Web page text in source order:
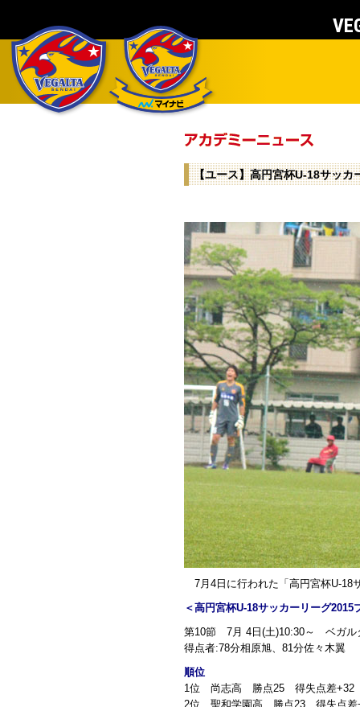
【ユース】高円宮杯U-18サッカ
7月4日に行われた「高円宮杯U-18
＜高円宮杯U-18サッカーリーグ2015
第10節 7月 4日(土)10:30～ ベガル
得点者:78分相原旭、81分佐々木翼
順位
1位 尚志高 勝点25 得失点差+32
2位 聖和学園高 勝点23 得失点差